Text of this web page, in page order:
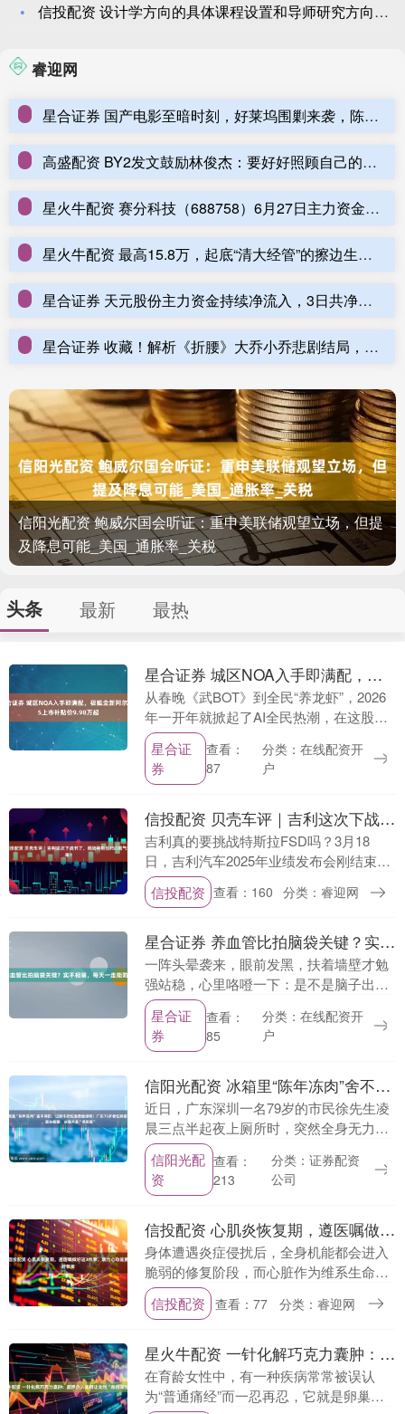
信投配资 设计学方向的具体课程设置和导师研究方向有哪些？
睿迎网
星合证券 国产电影至暗时刻，好莱坞围剿来袭，陈思诚顶不住了_票房_恶意_无名之辈
高盛配资 BY2发文鼓励林俊杰：要好好照顾自己的心脏
星火牛配资 赛分科技（688758）6月27日主力资金净买入434.99万元
星火牛配资 最高15.8万，起底“清大经管”的擦边生意经_曹玉磊_清华科技园_公众
星合证券 天元股份主力资金持续净流入，3日共净流入1.48亿元
星合证券 收藏！解析《折腰》大乔小乔悲剧结局，编剧到底咋想的？
信阳光配资 鲍威尔国会听证：重申美联储观望立场，但提
及降息可能_美国_通胀率_关税
头条 最新 最热
星合证券 城区NOA入手即满配，极狐全新阿尔法S5上市补贴价9.98万起
从春晚《武BOT》到全民“养龙虾”，2026
年一开年就掀起了AI全民热潮，在这股浪
潮下，车圈也迎来全新变革。3月18日，
首个全场景AI发布会被极狐抢先实现了，
定....
星合证
券
查看：
87
分类：在线配资开
户
信投配资 贝壳车评｜吉利这次下战书了，挑战特斯拉FSD底气何来？
吉利真的要挑战特斯拉FSD吗？3月18
日，吉利汽车2025年业绩发布会刚结束，
大家都在讨论这个问题。吉利汽车控股有
限公司行政总裁及执行董事桂生悦说，吉
信投配资 查看：160 分类：睿迎网
星合证券 养血管比拍脑袋关键？实不相瞒，每天一走能防脑供血不足
一阵头晕袭来，眼前发黑，扶着墙壁才勉
强站稳，心里咯噔一下：是不是脑子出问
题了？很多人都有过类似的惊恐瞬间。记
忆力好像变差了，刚想说的话转头就忘，
注意力也难以集中....
星合证
券
查看：
85
分类：在线配资开
户
信阳光配资 冰箱里“陈年冻肉”舍不得扔，过期牛奶怕浪费继续喝！广东79岁老伯病菌“上脑”险丧命，医生提醒：冰箱不是“保险箱”
近日，广东深圳一名79岁的市民徐先生凌
晨三点半起夜上厕所时，突然全身无力摔
倒在地。半小时后家人发现异常，此时徐
先生体温已飙升至 40 摄氏度，病情十分
危急。家属....
信阳光配
资
查看：
213
分类：证券配资
公司
信投配资 心肌炎恢复期，遵医嘱做好这3件事，助力心功能更好恢复
身体遭遇炎症侵扰后，全身机能都会进入
脆弱的修复阶段，而心脏作为维系生命运
转的核心器官，一旦受到心肌炎影响，后
续的休养调理就显得尤为关键。不少人在
信投配资 查看：77 分类：睿迎网
星火牛配资 一针化解巧克力囊肿：超声介入如何让女性“微创保生育”？
在育龄女性中，有一种疾病常常被误认
为“普通痛经”而一忍再忍，它就是卵巢巧